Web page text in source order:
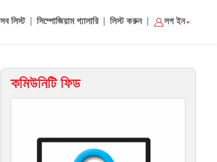
সব লিস্ট সিম্পোজিয়াম গ্যালারি লিস্ট করুন লগ ইন
কমিউনিটি ফিড